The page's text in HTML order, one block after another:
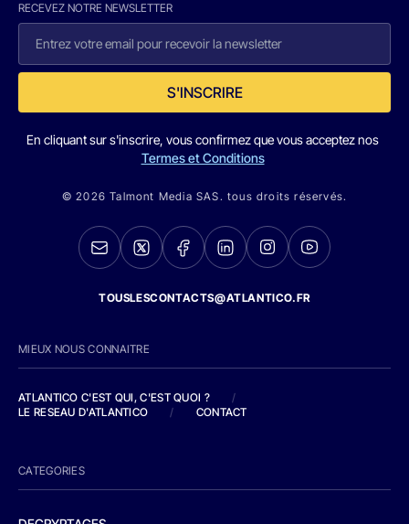
RECEVEZ NOTRE NEWSLETTER
S'INSCRIRE
En cliquant sur s'inscrire, vous confirmez que vous acceptez nos
Termes et Conditions
© 2026 Talmont Media SAS. tous droits réservés.
TOUSLESCONTACTS@ATLANTICO.FR
MIEUX NOUS CONNAITRE
ATLANTICO C'EST QUI, C'EST QUOI ?
/
LE RESEAU D'ATLANTICO
/ CONTACT
CATEGORIES